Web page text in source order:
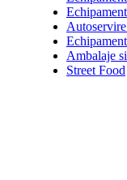
Ambalaje
Street Food